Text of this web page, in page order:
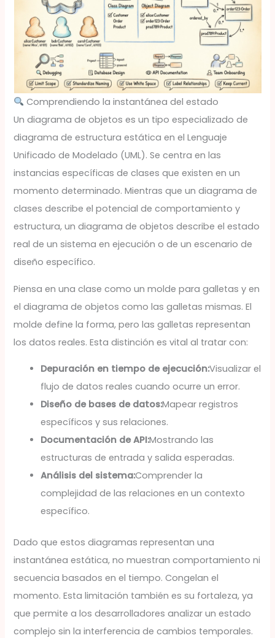
Comprendiendo la instantánea del estado
Un diagrama de objetos es un tipo especializado de
diagrama de estructura estática en el Lenguaje
Unificado de Modelado (UML). Se centra en las
instancias específicas de clases que existen en un
momento determinado. Mientras que un diagrama de
clases describe el potencial de comportamiento y
estructura, un diagrama de objetos describe el estado
real de un sistema en ejecución o de un escenario de
diseño específico.
Piensa en una clase como un molde para galletas y en
el diagrama de objetos como las galletas mismas. El
molde define la forma, pero las galletas representan
los datos reales. Esta distinción es vital al tratar con:
Depuración en tiempo de ejecución:Visualizar el
flujo de datos reales cuando ocurre un error.
Diseño de bases de datos:Mapear registros
específicos y sus relaciones.
Documentación de API:Mostrando las
estructuras de entrada y salida esperadas.
Análisis del sistema:Comprender la
complejidad de las relaciones en un contexto
específico.
Dado que estos diagramas representan una
instantánea estática, no muestran comportamiento ni
secuencia basados en el tiempo. Congelan el
momento. Esta limitación también es su fortaleza, ya
que permite a los desarrolladores analizar un estado
complejo sin la interferencia de cambios temporales.